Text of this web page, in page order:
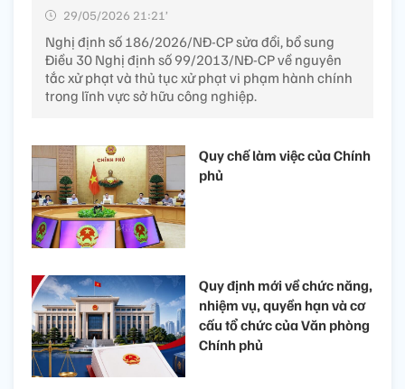
29/05/2026 21:21’
Nghị định số 186/2026/NĐ-CP sửa đổi, bổ sung
Điều 30 Nghị định số 99/2013/NĐ-CP về nguyên
tắc xử phạt và thủ tục xử phạt vi phạm hành chính
trong lĩnh vực sở hữu công nghiệp.
Quy chế làm việc của Chính
phủ
Quy định mới về chức năng,
nhiệm vụ, quyền hạn và cơ
cấu tổ chức của Văn phòng
Chính phủ